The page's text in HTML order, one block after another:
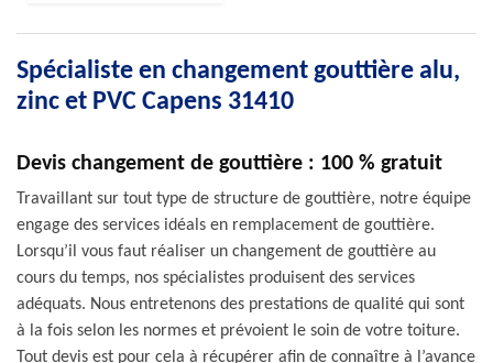
Spécialiste en changement gouttière alu,
zinc et PVC Capens 31410
Devis changement de gouttière : 100 % gratuit
Travaillant sur tout type de structure de gouttière, notre équipe
engage des services idéals en remplacement de gouttière.
Lorsqu’il vous faut réaliser un changement de gouttière au
cours du temps, nos spécialistes produisent des services
adéquats. Nous entretenons des prestations de qualité qui sont
à la fois selon les normes et prévoient le soin de votre toiture.
Tout devis est pour cela à récupérer afin de connaître à l’avance